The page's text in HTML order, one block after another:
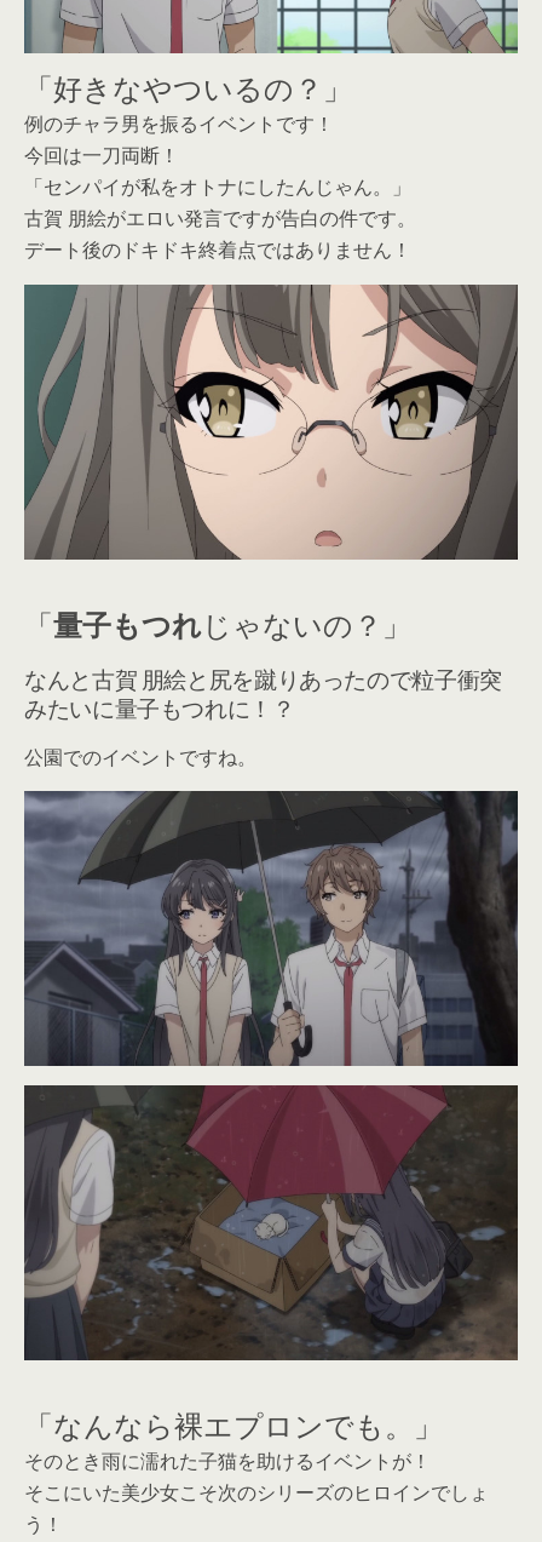
「好きなやついるの？」
例のチャラ男を振るイベントです！
今回は一刀両断！
「センパイが私をオトナにしたんじゃん。」
古賀 朋絵がエロい発言ですが告白の件です。
デート後のドキドキ終着点ではありません！
「量子もつれじゃないの？」
なんと古賀 朋絵と尻を蹴りあったので粒子衝突
みたいに量子もつれに！？
公園でのイベントですね。
「なんなら裸エプロンでも。」
そのとき雨に濡れた子猫を助けるイベントが！
そこにいた美少女こそ次のシリーズのヒロインでしょ
う！